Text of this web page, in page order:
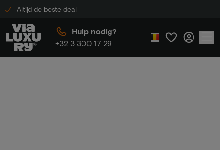
Altijd de beste deal
Hulp nodig?
+32 3 300 17 29